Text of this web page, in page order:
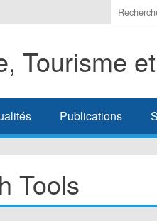
Indiquer
les
à
Tourisme
Publications
Tools